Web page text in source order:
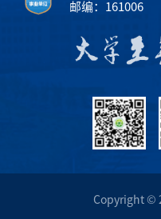
邮编：161006
Copyright ©